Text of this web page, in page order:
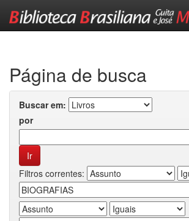
Página de busca
Buscar em:
por
Filtros correntes: